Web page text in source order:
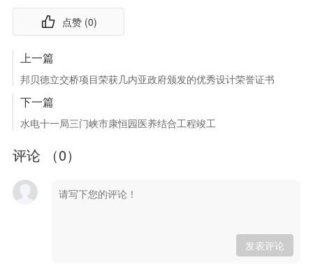
点赞 (0)
上一篇
邦贝德立交桥项目荣获几内亚政府颁发的优秀设计荣誉证书
下一篇
水电十一局三门峡市康恒园医养结合工程竣工
评论 （0）
发表评论